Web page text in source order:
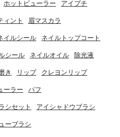
ホットビューラー アイプチ
ィント 眉マスカラ
イルシール ネイルトップコート
シール ネイルオイル 除光液
き リップ クレヨンリップ
ーラー パフ
シセット アイシャドウブラシ
ーブラシ